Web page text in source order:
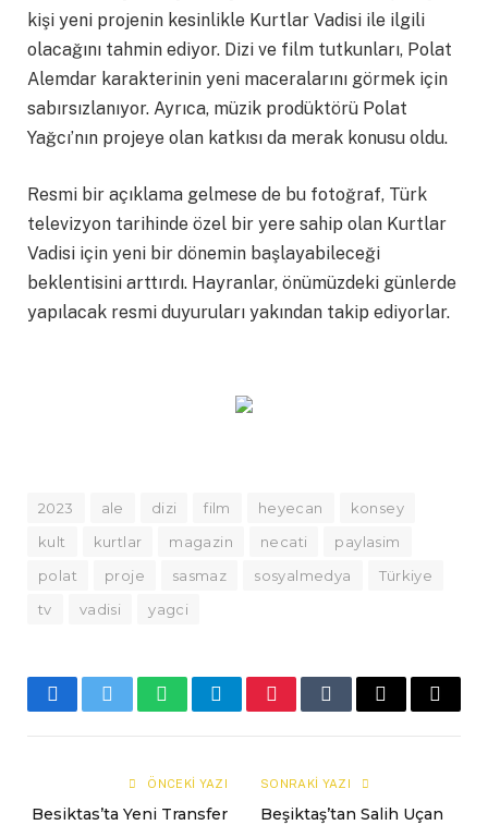
kişi yeni projenin kesinlikle Kurtlar Vadisi ile ilgili
olacağını tahmin ediyor. Dizi ve film tutkunları, Polat
Alemdar karakterinin yeni maceralarını görmek için
sabırsızlanıyor. Ayrıca, müzik prodüktörü Polat
Yağcı’nın projeye olan katkısı da merak konusu oldu.
Resmi bir açıklama gelmese de bu fotoğraf, Türk
televizyon tarihinde özel bir yere sahip olan Kurtlar
Vadisi için yeni bir dönemin başlayabileceği
beklentisini arttırdı. Hayranlar, önümüzdeki günlerde
yapılacak resmi duyuruları yakından takip ediyorlar.
2023 ale dizi film heyecan
konsey
kult
kurtlar magazin necati
paylasim
polat
proje sasmaz sosyalmedya
Türkiye
tv
vadisi yagci
FacebookTwitterWhatsAppTelegramPinterestTumblrE-
Copy
ÖNCEKI YAZI
Besiktas’ta Yeni Transfer
SONRAKI YAZI
Beşiktaş’tan Salih Uçan